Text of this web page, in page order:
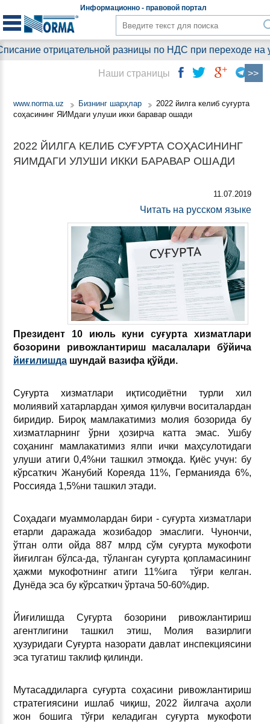
Информационно - правовойпортал
отрицательной разницы по НДС при переходе на
www.norma.uz Бизнинг шарҳлар
2022 йилга келиб суғурта
соҳасининг ЯИМдаги улуши икки баравар ошади
2022 ЙИЛГА КЕЛИБ СУҒУРТА СОҲАСИНИНГ
ЯИМДАГИ УЛУШИ ИККИ БАРАВАР ОШАДИ
11.07.2019
Читать на русском языке
Президент 10 июль куни суғурта хизматлари
бозорини ривожлантириш масалалари бўйича
йиғилишда шундай вазифа қўйди.
Суғурта хизматлари иқтисодиётни турли хил
молиявий хатарлардан ҳимоя қилувчи воситалардан
биридир. Бироқ мамлакатимиз молия бозорида бу
хизматларнинг ўрни ҳозирча катта эмас. Ушбу
соҳанинг мамлакатимиз ялпи ички маҳсулотидаги
улуши атиги 0,4%ни ташкил этмоқда. Қиёс учун: бу
кўрсаткич Жанубий Кореяда 11%, Германияда 6%,
Россияда 1,5%ни ташкил этади.
Соҳадаги муаммолардан бири - суғурта хизматлари
етарли даражада жозибадор эмаслиги. Чунончи,
ўтган олти ойда 887 млрд сўм суғурта мукофоти
йиғилган бўлса-да, тўланган суғурта қопламасининг
ҳажми мукофотнинг атиги 11%ига тўғри келган.
Дунёда эса бу кўрсаткич ўртача 50-60%дир.
Йиғилишда Суғурта бозорини ривожлантириш
агентлигини ташкил этиш, Молия вазирлиги
ҳузуридаги Суғурта назорати давлат инспекциясини
эса тугатиш таклиф қилинди.
Мутасаддиларга суғурта соҳасини ривожлантириш
стратегиясини ишлаб чиқиш, 2022 йилгача аҳоли
жон бошига тўғри келадиган суғурта мукофоти
Наши страницы